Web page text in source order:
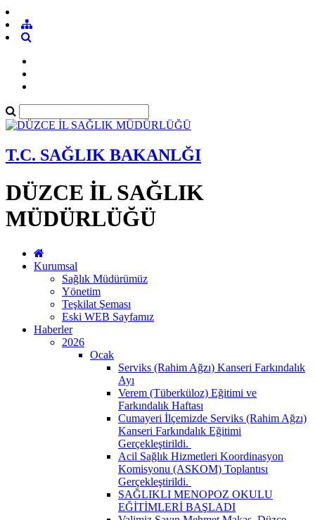
T.C. SAĞLIK BAKANLĞI
DÜZCE İL SAĞLIK
MÜDÜRLÜĞÜ
Kurumsal
Sağlık Müdürümüz
Yönetim
Teşkilat Şeması
Eski WEB Sayfamız
Haberler
2026
Ocak
Serviks (Rahim Ağzı) Kanseri Farkındalık
Ayı
Verem (Tüberküloz) Eğitimi ve
Farkındalık Haftası
Cumayeri İlçemizde Serviks (Rahim Ağzı)
Kanseri Farkındalık Eğitimi
Gerçekleştirildi. ​
Acil Sağlık Hizmetleri Koordinasyon
Komisyonu (ASKOM) Toplantısı
Gerçekleştirildi. ​
SAĞLIKLI MENOPOZ OKULU
EĞİTİMLERİ BAŞLADI